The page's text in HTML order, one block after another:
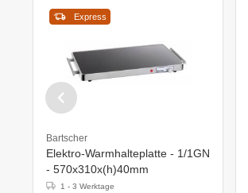
Express
Bartscher
Elektro-Warmhalteplatte - 1/1GN
- 570x310x(h)40mm
1 - 3 Werktage